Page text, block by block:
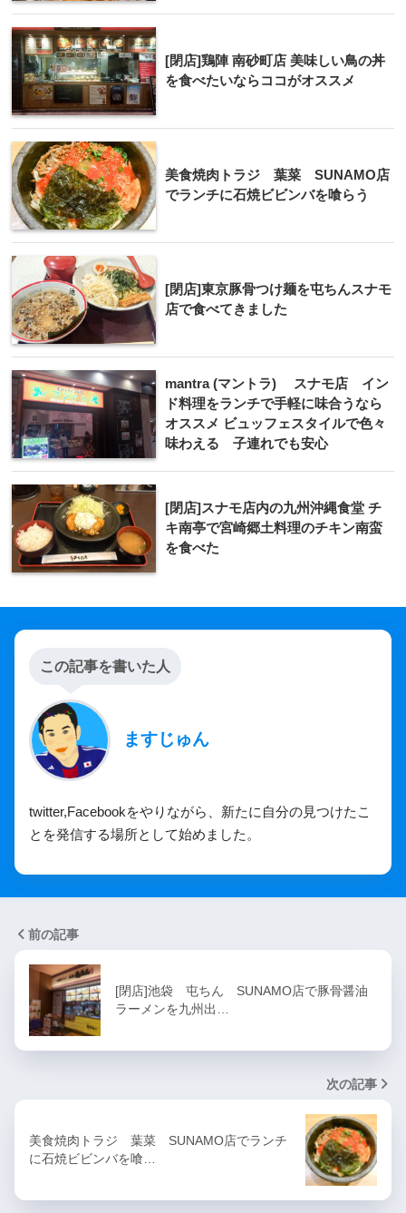
[閉店]鶏陣 南砂町店 美味しい鳥の丼
を食べたいならココがオススメ
美食焼肉トラジ 葉菜 SUNAMO店
でランチに石焼ビビンバを喰らう
[閉店]東京豚骨つけ麺を屯ちんスナモ
店で食べてきました
mantra (マントラ) スナモ店 イン
ド料理をランチで手軽に味合うなら
オススメ ビュッフェスタイルで色々
味わえる 子連れでも安心
[閉店]スナモ店内の九州沖縄食堂 チ
キ南亭で宮崎郷土料理のチキン南蛮
を食べた
この記事を書いた人
ますじゅん
twitter,Facebookをやりながら、新たに自分の見つけたこ
とを発信する場所として始めました。
前の記事
[閉店]池袋 屯ちん SUNAMO店で豚骨醤油
ラーメンを九州出…
次の記事
美食焼肉トラジ 葉菜 SUNAMO店でランチ
に石焼ビビンバを喰…